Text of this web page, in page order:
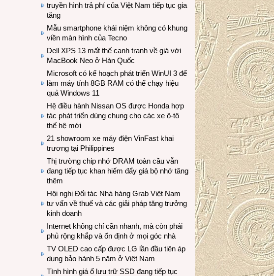
truyền hình trả phí của Việt Nam tiếp tục gia
tăng
Mẫu smartphone khái niệm không có khung
viền màn hình của Tecno
Dell XPS 13 mất thế cạnh tranh về giá với
MacBook Neo ở Hàn Quốc
Microsoft có kế hoạch phát triển WinUI 3 để
làm máy tính 8GB RAM có thể chạy hiệu
quả Windows 11
Hệ điều hành Nissan OS được Honda hợp
tác phát triển dùng chung cho các xe ô-tô
thế hệ mới
21 showroom xe máy điện VinFast khai
trương tại Philippines
Thị trường chip nhớ DRAM toàn cầu vẫn
đang tiếp tục khan hiếm đẩy giá bộ nhớ tăng
thêm
Hội nghị Đối tác Nhà hàng Grab Việt Nam
tư vấn về thuế và các giải pháp tăng trưởng
kinh doanh
Internet không chỉ cần nhanh, mà còn phải
phủ rộng khắp và ổn định ở mọi góc nhà
TV OLED cao cấp được LG lần đầu tiên áp
dụng bảo hành 5 năm ở Việt Nam
Tình hình giá ổ lưu trữ SSD đang tiếp tục